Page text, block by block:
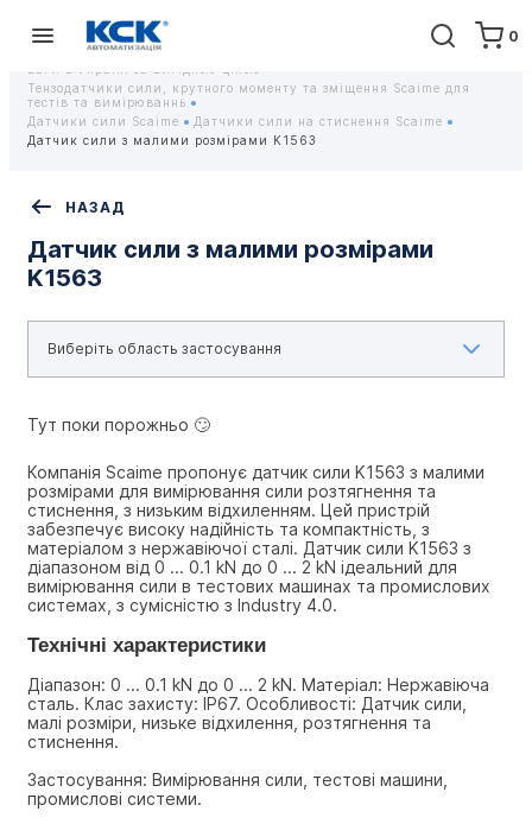
0
Головна Обладнання
Контрольно-вимірювальні прилади
Тензодатчики та тензометричні датчики Scaime - Купити датчики
Тензодатчики сили, крутного моменту та зміщення Scaime для
тестів та вимірюваннь
Датчики сили Scaime
Датчики сили на стиснення Scaime
Датчик сили з малими розмірами K1563
НАЗАД
Датчик сили з малими розмірами
K1563
Тут поки порожньо 🙄
Компанія Scaime пропонує датчик сили K1563 з малими
розмірами для вимірювання сили розтягнення та
стиснення, з низьким відхиленням. Цей пристрій
забезпечує високу надійність та компактність, з
матеріалом з нержавіючої сталі. Датчик сили K1563 з
діапазоном від 0 ... 0.1 kN до 0 ... 2 kN ідеальний для
вимірювання сили в тестових машинах та промислових
системах, з сумісністю з Industry 4.0.
Технічні характеристики
Діапазон: 0 ... 0.1 kN до 0 ... 2 kN. Матеріал: Нержавіюча
сталь. Клас захисту: IP67. Особливості: Датчик сили,
малі розміри, низьке відхилення, розтягнення та
стиснення.
Застосування: Вимірювання сили, тестові машини,
промислові системи.